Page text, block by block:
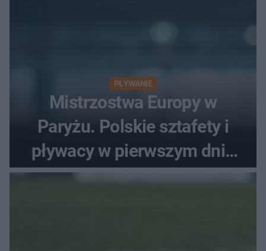
PŁYWANIE
Mistrzostwa Europy w
Paryżu. Polskie sztafety i
pływacy w pierwszym dniu
finałów